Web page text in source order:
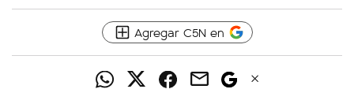
Agregar C5N en